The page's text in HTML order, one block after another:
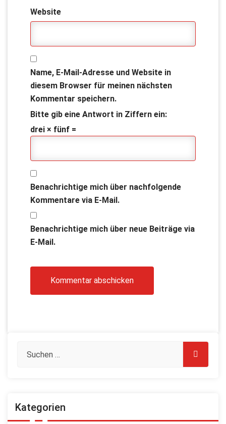
Website
Name, E-Mail-Adresse und Website in
diesem Browser für meinen nächsten
Kommentar speichern.
Bitte gib eine Antwort in Ziffern ein:
drei × fünf =
Benachrichtige mich über nachfolgende
Kommentare via E-Mail.
Benachrichtige mich über neue Beiträge via
E-Mail.
Kategorien